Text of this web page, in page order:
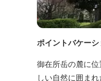
ポイントバケー
御在所岳の麓に
しい自然に囲ま